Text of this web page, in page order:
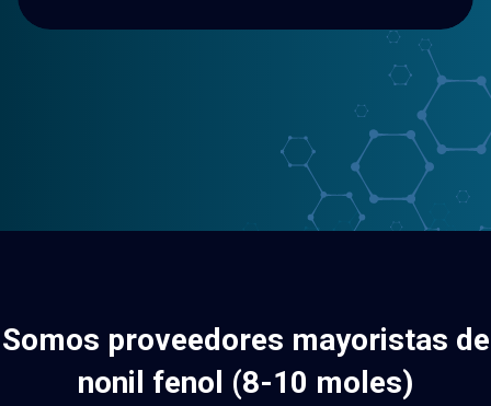
Somos proveedores mayoristas de
nonil fenol (8-10 moles)